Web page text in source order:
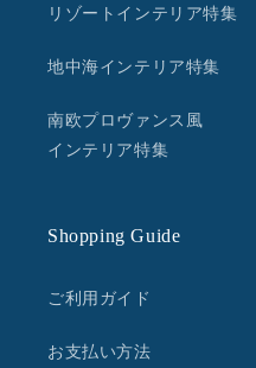
リゾートインテリア特集
地中海インテリア特集
南欧プロヴァンス風
インテリア特集
Shopping Guide
ご利用ガイド
お支払い方法